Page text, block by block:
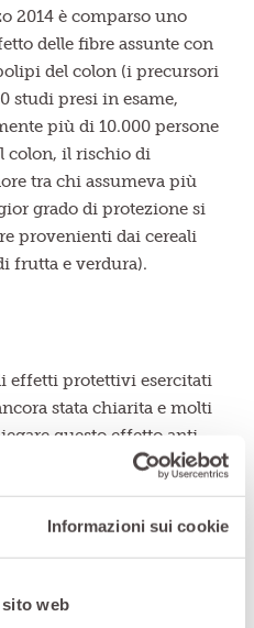
Informazioni sui cookie
web
2014 è comparso uno
delle fibre assunte con
del colon (i precursori
studi presi in esame,
più di 10.000 persone
colon, il rischio di
tra chi assumeva più
grado di protezione si
provenienti dai cereali
frutta e verdura).
effetti protettivi esercitati
stata chiarita e molti
questo effetto anti-
importante sembrano
diluizione del
fibre ad opera della